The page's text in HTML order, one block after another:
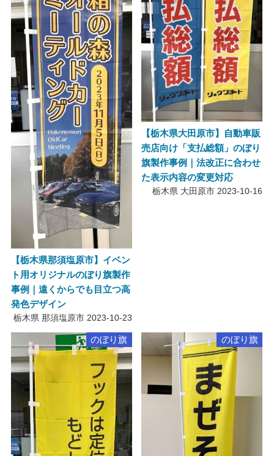
【栃木県那須塩原市】イベン
ト用オリジナルのぼり旗製作
事例｜遠くからでも目立つ高
発色デザイン
栃木県 那須塩原市 2023-10-23
【栃木県大田原市】自動車販
売店向け「支払総額」のぼり
旗製作事例｜法改正に合わせ
た表示内容の変更対応
栃木県 大田原市 2023-10-16
のぼり旗 のぼり旗